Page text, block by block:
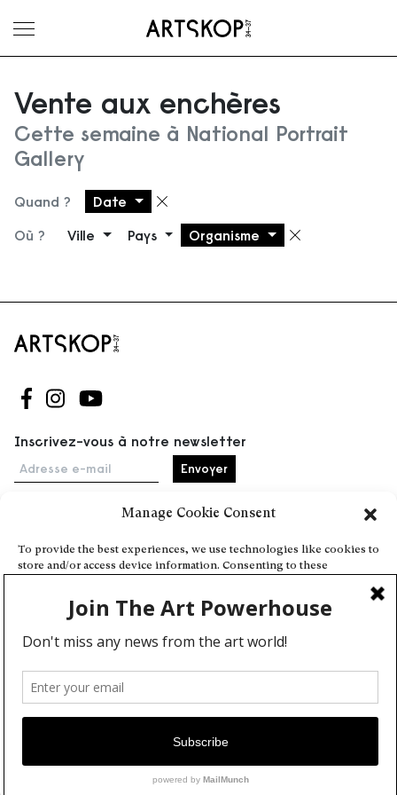
Manage Cookie Consent
To provide the best experiences, we use technologies like cookies to
store and/or access device information. Consenting to these
or unique IDs on this site. Not consenting or withdrawing consent,
may adversely affect certain features and functions.
Deny
View preferences
Cookie Policy
Ouvrir le menu
Vente aux enchères
Cette semaine à National Portrait
Gallery
Quand ? Date Supprimer le filtre
Où ? Ville Pays Organisme
Suivez-nous sur Facebook
Suivez-nous sur Instagram
Suivez-nous sur Youtube
Inscrivez-vous à notre newsletter
Adresse e-mail
Accueil
Événements
À propos
Partenaires
Contact
Conditions générales
Confidentialité et cookies
Communiquer votre événement